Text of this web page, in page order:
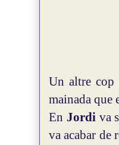
Un altre cop
mainada que
En Jordi va
va acabar de